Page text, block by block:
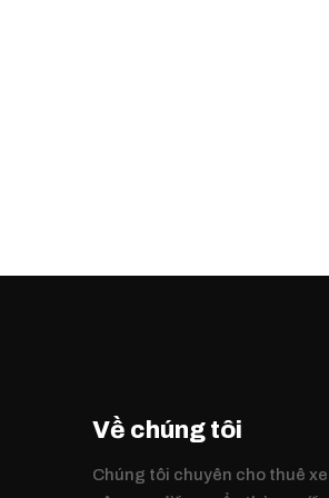
Về chúng tôi
Chúng tôi chuyên cho thuê